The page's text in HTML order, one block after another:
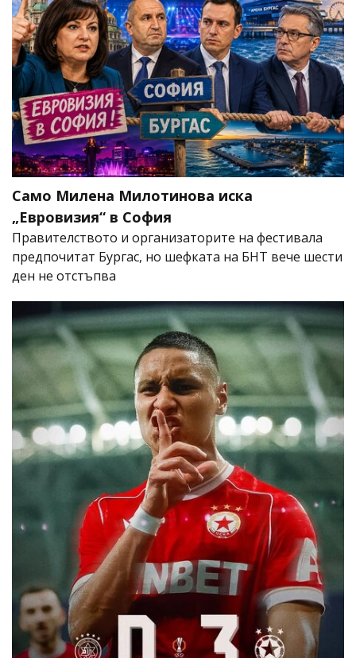
Само Милена Милотинова иска
„Евровизия“ в София
Правителството и организаторите на фестивала
предпочитат Бургас, но шефката на БНТ вече шести
ден не отстъпва